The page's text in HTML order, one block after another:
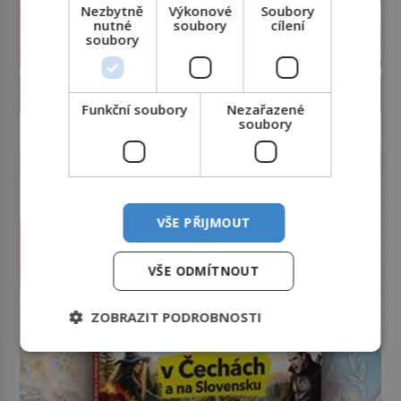
PROLISTOVAT ČASOPIS
Nezbytně
nutné
soubory
Výkonové
soubory
Soubory
cílení
Funkční soubory
Nezařazené
soubory
VŠE PŘIJMOUT
VŠE ODMÍTNOUT
ZOBRAZIT PODROBNOSTI